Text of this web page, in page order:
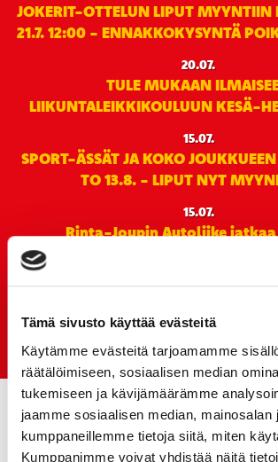
Tämä sivusto käyttää evästeitä
Käytämme evästeitä tarjoamamme
räätälöimiseen, sosiaalisen median
tukemiseen ja kävijämäärämme
jaamme sosiaalisen median, mainosalan
kumppaneillemme tietoja siitä, miten
Kumppanimme voivat yhdistää näitä
JOKERIT-OTTELUN LIPUT
21.7. 12:00 - ENNAKKOKYSYNTÄ
20.07.
TULE MUKAAN
LIIKUNTALEIKKIKOULUUN KESÄ-
15.07.
SPORT-ÄSSÄT JA KOKO
TO 13.8. - LIPUT NYT
15.07.
Rinta-Joupin Autoliike
pääyhteistyökumppanina
Early Bird-lippupaketit nyt
Jokerit-matsi ja useat